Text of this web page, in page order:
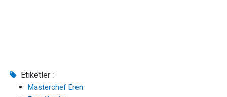
Etiketler :
Masterchef Eren